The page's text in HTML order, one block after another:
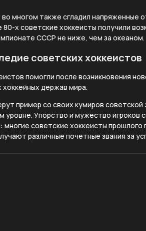
многом также сгладил напряженные
х советские хоккеисты получили
СССР не ниже, чем за океаном.
советских хоккеистов
помогли после возникновения
хоккейных держав мира.
пример со своих кумиров
уровне. Упорство и мужество игроков
многие советские хоккеисты
различные почетные звания за